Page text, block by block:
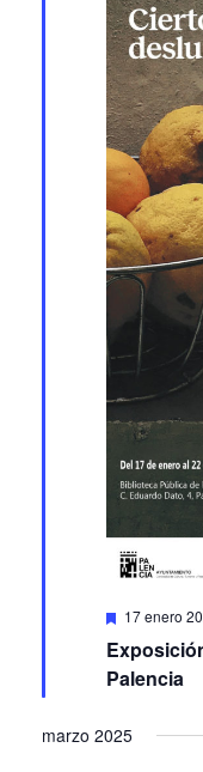
Featured
17 enero
Palencia
marzo 2025